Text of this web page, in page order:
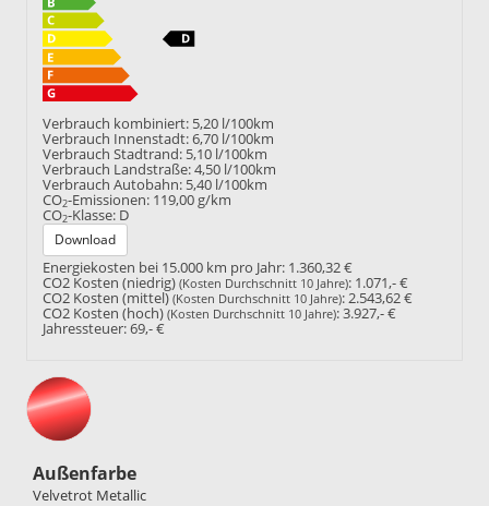
Verbrauch kombiniert: 5,20 l/100km
Verbrauch Innenstadt:6,70 l/100km
Verbrauch Stadtrand: 5,10 l/100km
Verbrauch Landstraße:4,50 l/100km
Verbrauch Autobahn: 5,40 l/100km
CO2-Emissionen: 119,00 g/km
CO2-Klasse: D
Download
Energiekosten bei 15.000 km pro Jahr: 1.360,32 €
CO2 Kosten (niedrig) (Kosten Durchschnitt 10 Jahre): 1.071,- €
CO2 Kosten (mittel) (Kosten Durchschnitt 10 Jahre):2.543,62 €
CO2 Kosten (hoch) (Kosten Durchschnitt 10 Jahre):3.927,- €
Jahressteuer:69,- €
Außenfarbe
Velvetrot Metallic